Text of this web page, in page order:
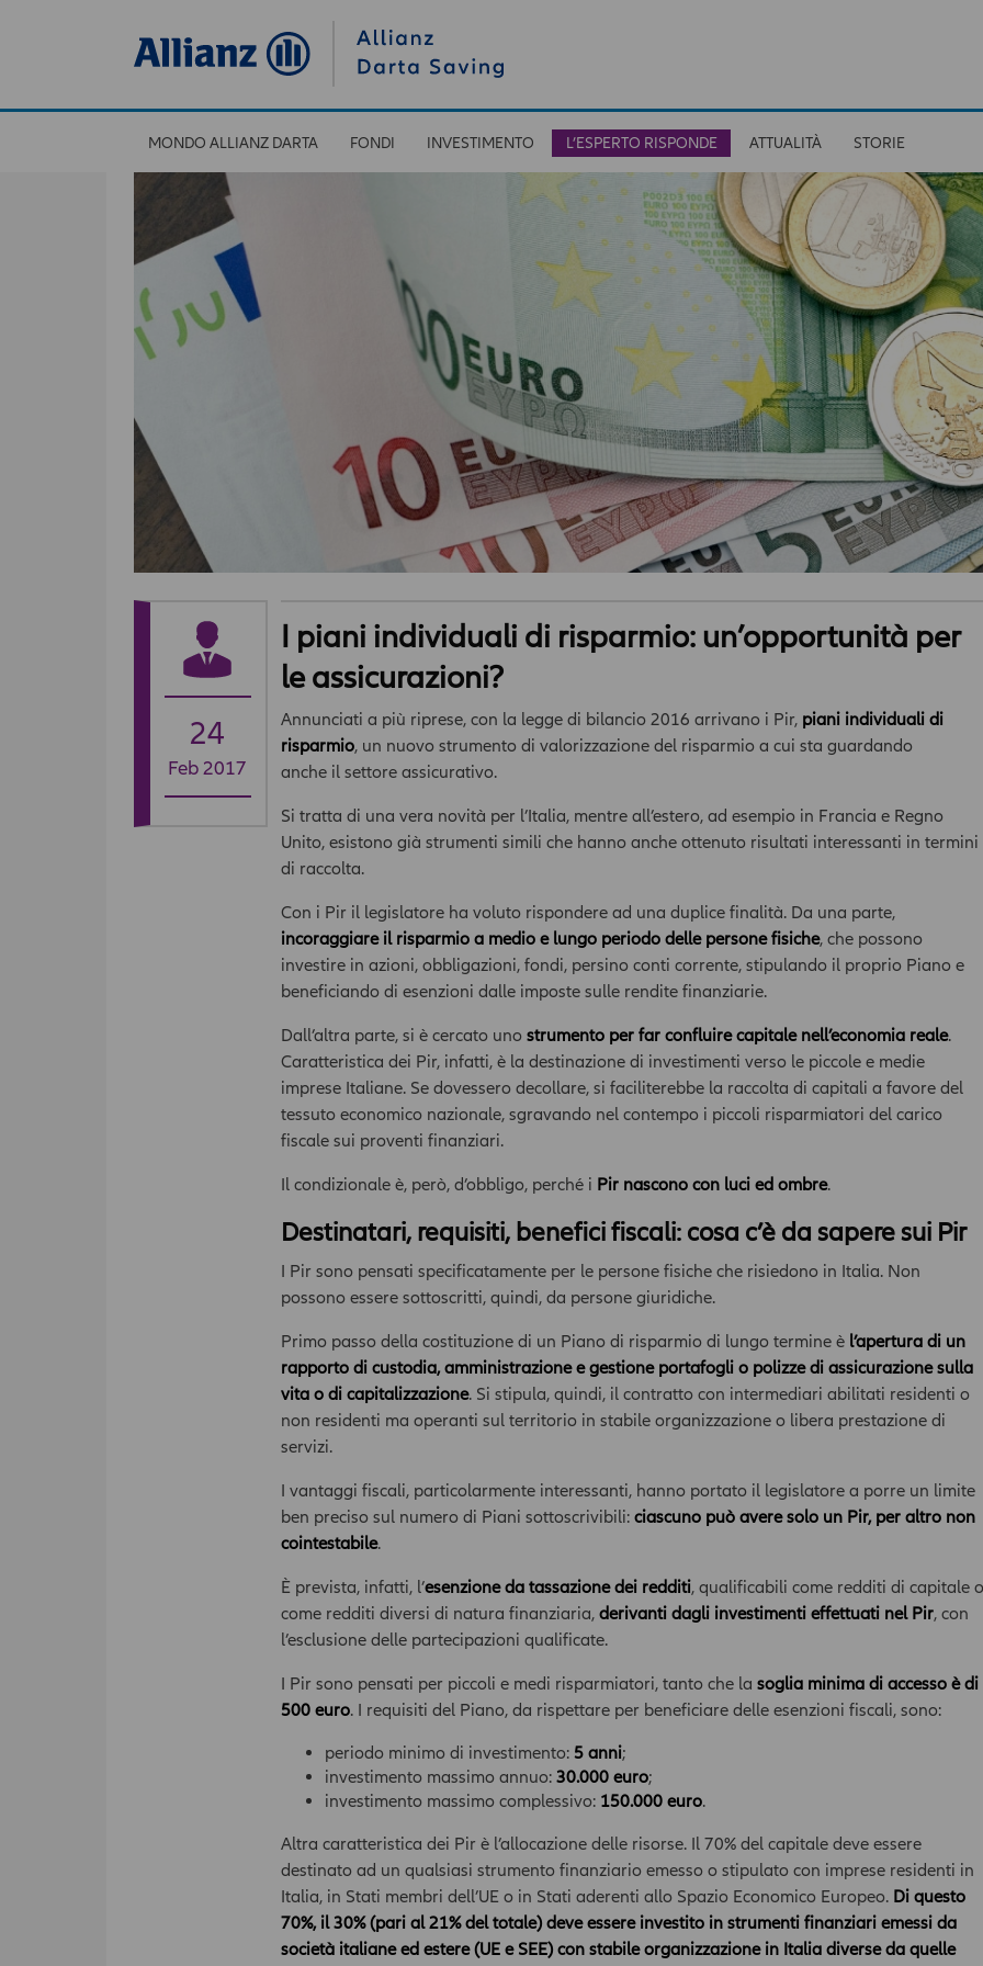
MONDO ALLIANZ DARTA FONDI INVESTIMENTO L’ESPERTO RISPONDE ATTUALITÀ STORIE
24
Feb 2017
I piani individuali di risparmio: un’opportunità per
le assicurazioni?
Annunciati a più riprese, con la legge di bilancio 2016 arrivano i Pir, piani individuali di
risparmio, un nuovo strumento di valorizzazione del risparmio a cui sta guardando
anche il settore assicurativo.
Si tratta di una vera novità per l’Italia, mentre all’estero, ad esempio in Francia e Regno
Unito, esistono già strumenti simili che hanno anche ottenuto risultati interessanti in termini
di raccolta.
Con i Pir il legislatore ha voluto rispondere ad una duplice finalità. Da una parte,
incoraggiare il risparmio a medio e lungo periodo delle persone fisiche, che possono
investire in azioni, obbligazioni, fondi, persino conti corrente, stipulando il proprio Piano e
beneficiando di esenzioni dalle imposte sulle rendite finanziarie.
Dall’altra parte, si è cercato uno strumento per far confluire capitale nell’economia reale.
Caratteristica dei Pir, infatti, è la destinazione di investimenti verso le piccole e medie
imprese Italiane. Se dovessero decollare, si faciliterebbe la raccolta di capitali a favore del
tessuto economico nazionale, sgravando nel contempo i piccoli risparmiatori del carico
fiscale sui proventi finanziari.
Il condizionale è, però, d’obbligo, perché i Pir nascono con luci ed ombre.
Destinatari, requisiti, benefici fiscali: cosa c’è da sapere sui Pir
I Pir sono pensati specificatamente per le persone fisiche che risiedono in Italia. Non
possono essere sottoscritti, quindi, da persone giuridiche.
Primo passo della costituzione di un Piano di risparmio di lungo termine è l’apertura di un
rapporto di custodia, amministrazione e gestione portafogli o polizze di assicurazione sulla
vita o di capitalizzazione. Si stipula, quindi, il contratto con intermediari abilitati residenti o
non residenti ma operanti sul territorio in stabile organizzazione o libera prestazione di
servizi.
I vantaggi fiscali, particolarmente interessanti, hanno portato il legislatore a porre un limite
ben preciso sul numero di Piani sottoscrivibili: ciascuno può avere solo un Pir, per altro non
cointestabile.
È prevista, infatti, l’esenzione da tassazione dei redditi, qualificabili come redditi di capitale o
come redditi diversi di natura finanziaria, derivanti dagli investimenti effettuati nel Pir, con
l’esclusione delle partecipazioni qualificate.
I Pir sono pensati per piccoli e medi risparmiatori, tanto che la soglia minima di accesso è di
500 euro. I requisiti del Piano, da rispettare per beneficiare delle esenzioni fiscali, sono:
periodo minimo di investimento: 5 anni;
investimento massimo annuo: 30.000 euro;
investimento massimo complessivo: 150.000 euro.
Altra caratteristica dei Pir è l’allocazione delle risorse. Il 70% del capitale deve essere
destinato ad un qualsiasi strumento finanziario emesso o stipulato con imprese residenti in
Italia, in Stati membri dell’UE o in Stati aderenti allo Spazio Economico Europeo. Di questo
70%, il 30% (pari al 21% del totale) deve essere investito in strumenti finanziari emessi da
società italiane ed estere (UE e SEE) con stabile organizzazione in Italia diverse da quelle